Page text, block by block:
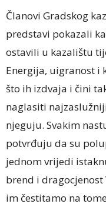
Članovi Gradskog
predstavi pokazali
ostavili u kazalištu
Energija, uigranost i
što ih izdvaja i čini
naglasiti
njeguju. Svakim
potvrđuju da su
jednom vrijedi
brend i dragocjenost
im čestitamo na